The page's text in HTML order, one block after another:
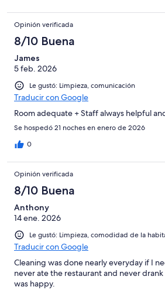
Opinión verificada
8/10 Buena
James
5 feb. 2026
Le gustó: Limpieza, comunicación
Traducir con Google
Room adequate + Staff always helpful
Se hospedó 21 noches en enero de 2026
0
Opinión verificada
8/10 Buena
Anthony
14 ene. 2026
Le gustó: Limpieza, comodidad de la
Traducir con Google
Cleaning was done nearly everyday if I
never ate the restaurant and never
was happy.